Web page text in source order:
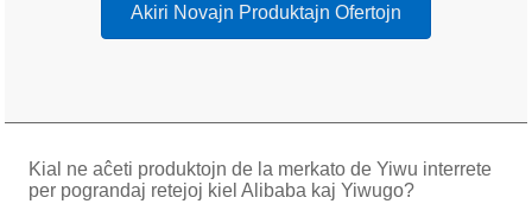
Akiri Novajn Produktajn Ofertojn
Kial ne aĉeti produktojn de la merkato de Yiwu interrete
per pograndaj retejoj kiel Alibaba kaj Yiwugo?